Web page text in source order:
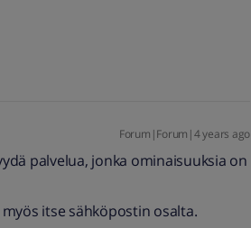
Forum|Forum|4 years ago
palvelua, jonka ominaisuuksia on
itse sähköpostin osalta.